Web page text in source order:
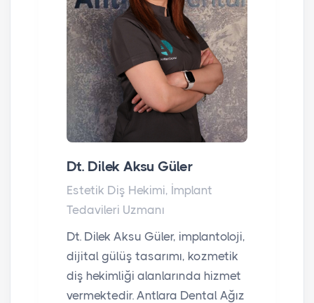
Dt. Dilek Aksu Güler
Estetik Diş Hekimi, İmplant
Tedavileri Uzmanı
Dt. Dilek Aksu Güler, implantoloji,
dijital gülüş tasarımı, kozmetik
diş hekimliği alanlarında hizmet
vermektedir. Antlara Dental Ağız